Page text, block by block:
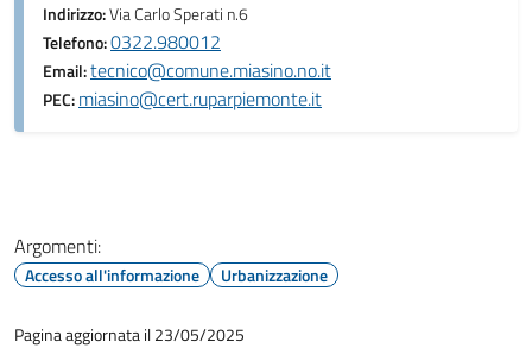
Indirizzo:Via Carlo Sperati n.6
Telefono:0322.980012
Email:tecnico@comune.miasino.no.it
PEC:miasino@cert.ruparpiemonte.it
Argomenti:
Accesso all'informazione Urbanizzazione
Pagina aggiornata il 23/05/2025